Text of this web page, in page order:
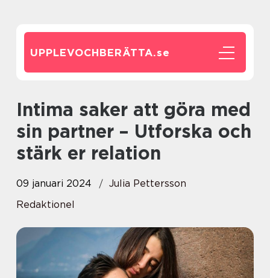
UPPLEVOCHBERÄTTA.se
Intima saker att göra med
sin partner – Utforska och
stärk er relation
09 januari 2024
Julia Pettersson
Redaktionel